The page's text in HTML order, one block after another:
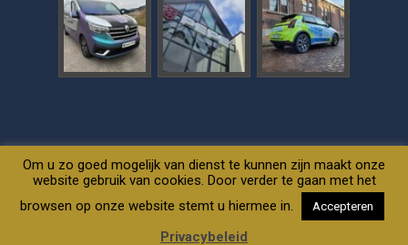
© 2026 Sign Masters. Website built by DUS
Privacybeleid
Om u zo goed mogelijk van dienst te kunnen zijn maakt onze
website gebruik van cookies. Door verder te gaan met het
browsen op onze website stemt u hiermee in.
Accepteren
Privacybeleid